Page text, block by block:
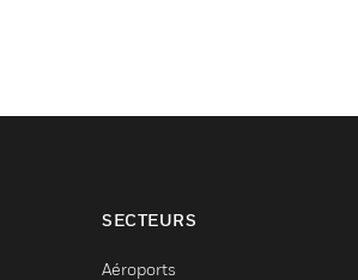
SECTEURS
Aéroports